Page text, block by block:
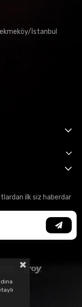
İstanbul
ilk siz haberdar